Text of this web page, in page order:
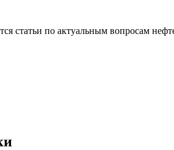
статьи по актуальным вопросам